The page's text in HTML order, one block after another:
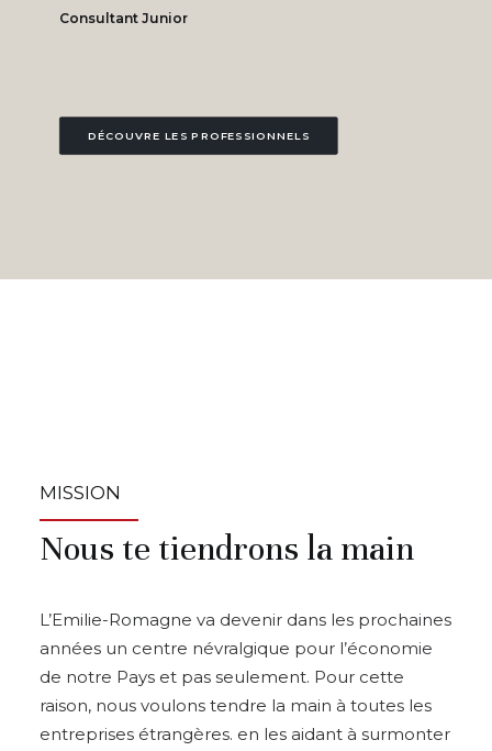
Consultant Junior
DÉCOUVRE LES PROFESSIONNELS
MISSION
Nous te tiendrons la main
L’Emilie-Romagne va devenir dans les prochaines
années un centre névralgique pour l’économie
de notre Pays et pas seulement. Pour cette
raison, nous voulons tendre la main à toutes les
entreprises étrangères. en les aidant à surmonter